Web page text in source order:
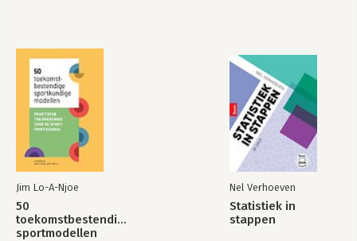
Jim Lo-A-Njoe
50
toekomstbestendige
sportmodellen
Nel Verhoeven
Statistiek in
stappen